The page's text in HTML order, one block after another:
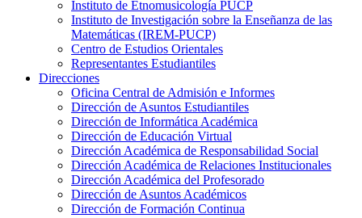
Instituto de Etnomusicología PUCP
Instituto de Investigación sobre la Enseñanza de las
Matemáticas (IREM-PUCP)
Centro de Estudios Orientales
Representantes Estudiantiles
Direcciones
Oficina Central de Admisión e Informes
Dirección de Asuntos Estudiantiles
Dirección de Informática Académica
Dirección de Educación Virtual
Dirección Académica de Responsabilidad Social
Dirección Académica de Relaciones Institucionales
Dirección Académica del Profesorado
Dirección de Asuntos Académicos
Dirección de Formación Continua